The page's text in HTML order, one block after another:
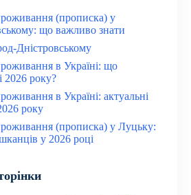
(прописка) у
що важливо знати
Дністровському
в Україні: що
2026 року?
в Україні: актуальні
року
(прописка) у Луцьку:
у 2026 році